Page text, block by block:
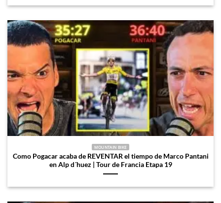
MOUNTAIN BIKE
Como Pogacar acaba de REVENTAR el tiempo de Marco Pantani
en Alp d´huez | Tour de Francia Etapa 19